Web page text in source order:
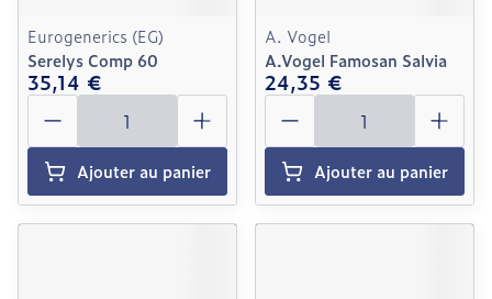
Eurogenerics (EG)
Serelys Comp 60
35,14 €
Quantité
Ajouter au panier
A. Vogel
A.Vogel Famosan Salvia
24,35 €
Quantité
Ajouter au panier